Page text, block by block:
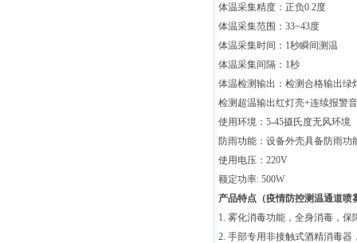
体温采集精度：正负0.2度
体温采集范围：33~43度
体温采集时间：1秒瞬间测温
体温采集间隔：1秒
体温检测输出：检测合格输出绿
检测超温输出红灯亮+连续报警
使用环境：5-45摄氏度无风环境
防雨功能：设备外壳具备防雨
使用电压：220V
额定功率: 500W
产品特点（疫情防控测温通道喷
1. 雾化消毒功能，全身消毒，保
2. 手部专用非接触式酒精消毒器